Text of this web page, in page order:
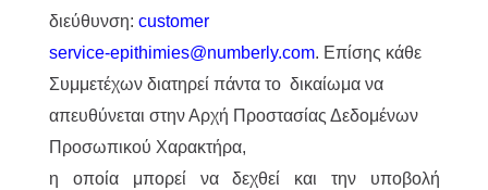
διεύθυνση:customer
service-epithimies@numberly.com. Επίσης κάθε
Συμμετέχων διατηρεί πάντα το δικαίωμα να
απευθύνεται στην Αρχή Προστασίας Δεδομένων
Προσωπικού Χαρακτήρα,
η οποία μπορεί να δεχθεί και την υποβολή